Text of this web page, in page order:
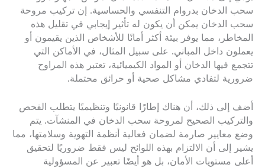
سحب الدخان بدروام التنفسي والحساسية. إن تركيب مروحة
سحب الدخان يمكن أن يكون له تأثير إيجابي في تقليل هذه
المخاطر، مما يوفر بيئة أكثر أمانًا للأشخاص الذين يقيمون أو
يعملون داخل المباني. على سبيل المثال، في الأماكن التي
تتجمع فيها الدخان أو المواد الكيميائية، تعتبر هذه المراوح
ضرورية لتفادي مشاكل صحية أو حرائق محتملة.
أضف إلى ذلك، أن هناك إطارًا قانونيًا وتنظيميًا يتطلب الفحص
والتركيب الصحيح لمروحة سحب الدخان في المنشآت. يتم
وضع معايير صارمة لضمان فعالية أنظمة التهوية وسلامتها، مما
يشير إلى أن الالتزام بهذه اللوائح ليس فقط ضروريًا لتحقيق
أعلى مستويات الأمان، بل هو أيضًا تعبير عن المسؤولية